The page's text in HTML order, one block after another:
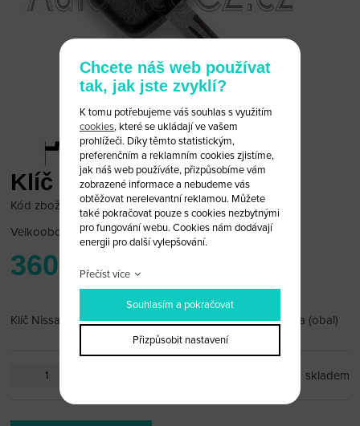
Klíč Nissan 2 tlačítka
Kód zboží: Nissan 30
Velkoobchodní cena:po přihlášení
360 Kč
Klíč Nissan MICRA ALMERA PRIMERA X-TRAIL 2 tlačítka (obal)
skladem
Chcete náš web používat
tak, jak jste zvyklí?
K tomu potřebujeme váš souhlas s využitím
cookies, které se ukládají ve vašem
prohlížeči. Díky těmto statistickým,
preferenčním a reklamním cookies zjistíme,
jak náš web používáte, přizpůsobíme vám
zobrazené informace a nebudeme vás
obtěžovat nerelevantní reklamou. Můžete
také pokračovat pouze s cookies nezbytnými
pro fungování webu. Cookies nám dodávají
energii pro další vylepšování.
Přečíst více
Souhlasím a pokračovat
Přizpůsobit nastavení